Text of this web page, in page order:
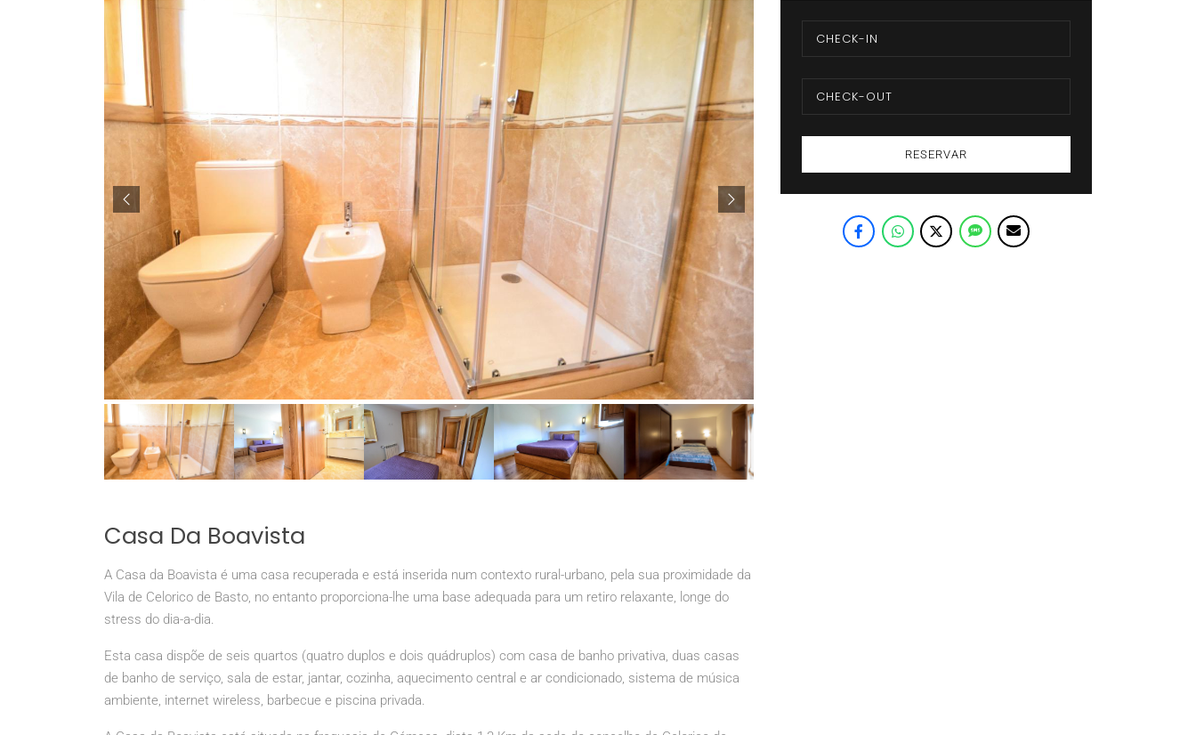
Casa Da Boavista
A Casa da Boavista é uma casa recuperada e está inserida num contexto rural-urbano, pela sua proximidade da
Vila de Celorico de Basto, no entanto proporciona-lhe uma base adequada para um retiro relaxante, longe do
stress do dia-a-dia.
Esta casa dispõe de seis quartos (quatro duplos e dois quádruplos) com casa de banho privativa, duas casas
de banho de serviço, sala de estar, jantar, cozinha, aquecimento central e ar condicionado, sistema de música
ambiente, internet wireless, barbecue e piscina privada.
RESERVAR